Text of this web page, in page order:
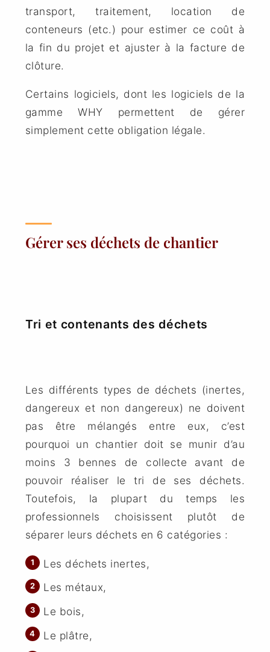
transport, traitement, location de
conteneurs (etc.) pour estimer ce coût à
la fin du projet et ajuster à la facture de
clôture.
Certains logiciels, dont les logiciels de la
gamme WHY permettent de gérer
simplement cette obligation légale.
Gérer ses déchets de chantier
Tri et contenants des déchets
Les différents types de déchets (inertes,
dangereux et non dangereux) ne doivent
pas être mélangés entre eux, c’est
pourquoi un chantier doit se munir d’au
moins 3 bennes de collecte avant de
pouvoir réaliser le tri de ses déchets.
Toutefois, la plupart du temps les
professionnels choisissent plutôt de
séparer leurs déchets en 6 catégories :
Les déchets inertes,
Les métaux,
Le bois,
Le plâtre,